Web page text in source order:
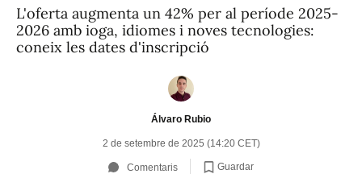
L'oferta augmenta un 42% per al període 2025-
2026 amb ioga, idiomes i noves tecnologies:
coneix les dates d'inscripció
Álvaro Rubio
2 de setembre de 2025 (14:20 CET)
Comentaris Guardar